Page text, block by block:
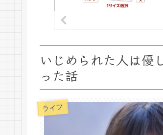
いじめられた人は優
った話
ライフ